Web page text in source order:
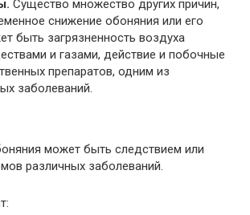
Существо множество других причин,
снижение обоняния или его
быть загрязненность воздуха
и газами, действие и побочные
препаратов, одним из
заболеваний.
может быть следствием или
различных заболеваний.